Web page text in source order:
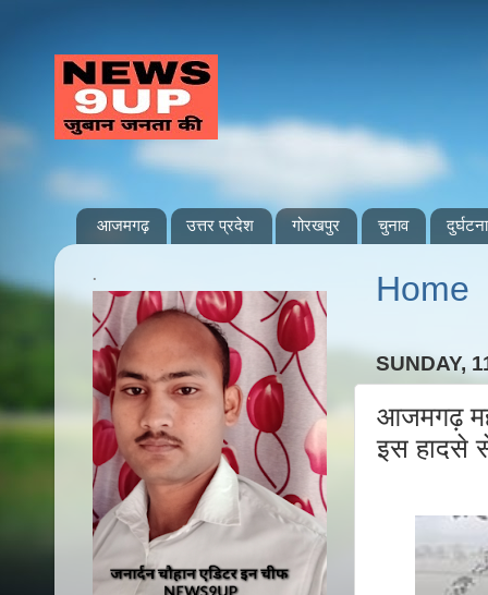
आजमगढ़ उत्तर प्रदेश गोरखपुर चुनाव दुर्घटना
Home
SUNDAY,
आजमगढ़
इस हादसे
.